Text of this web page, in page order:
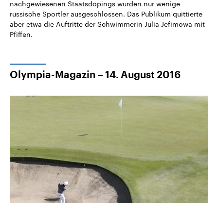
nachgewiesenen Staatsdopings wurden nur wenige
russische Sportler ausgeschlossen. Das Publikum quittierte
aber etwa die Auftritte der Schwimmerin Julia Jefimowa mit
Pfiffen.
Olympia-Magazin – 14. August 2016